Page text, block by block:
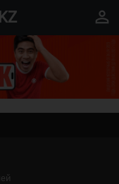
perm_identity